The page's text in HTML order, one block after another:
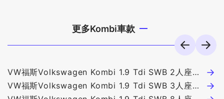
更多Kombi車款
VW福斯Volkswagen Kombi 1.9 Tdi SWB 2人座貨
車 109.4萬
VW福斯Volkswagen Kombi 1.9 Tdi SWB 3人座貨